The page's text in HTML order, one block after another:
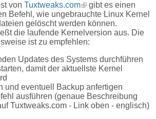
von Tuxtweaks.com(link is external)
gibt es einen
Befehl, wie ungebrauchte Linux Kernel
gelöscht werden können.
die laufende Kernelversion aus. Die
ist zu empfehlen:
Updates des Systems durchführen
damit der aktuellste Kernel
und eventuell Backup anfertigen
ausführen (genaue Beschreibung
Tuxtweaks.com - Link oben - englisch)